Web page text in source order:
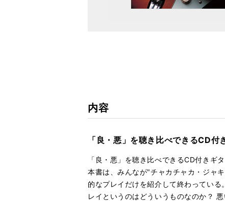
内容
「良・悪」を聴き比べできるCD付
「良・悪」を聴き比べできるCD付きギ
本書は、みんなが"チャカチャカ・ジャ
的なプレイだけを紹介して終わってい
レイというのはどういうものなのか？